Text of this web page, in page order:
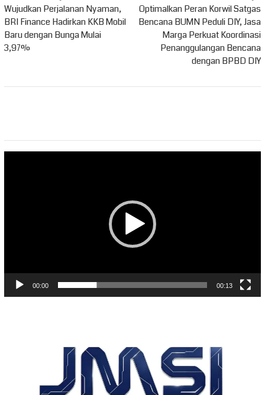
pos
Wujudkan Perjalanan Nyaman,
BRI Finance Hadirkan KKB Mobil
Baru dengan Bunga Mulai
3,97%
Optimalkan Peran Korwil Satgas
Bencana BUMN Peduli DIY, Jasa
Marga Perkuat Koordinasi
Penanggulangan Bencana
dengan BPBD DIY
00:00 00:13